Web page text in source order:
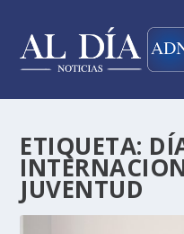
ETIQUETA:
JUVENTUD